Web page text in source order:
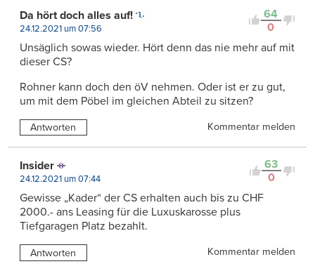
64
0
Da hört doch alles auf!
24.12.2021 um 07:56
Unsäglich sowas wieder. Hört denn das nie mehr auf mit
dieser CS?
Rohner kann doch den öV nehmen. Oder ist er zu gut,
um mit dem Pöbel im gleichen Abteil zu sitzen?
Antworten Kommentar melden
63
0
Insider
24.12.2021 um 07:44
Gewisse „Kader“ der CS erhalten auch bis zu CHF
2000.- ans Leasing für die Luxuskarosse plus
Tiefgaragen Platz bezahlt.
Antworten Kommentar melden